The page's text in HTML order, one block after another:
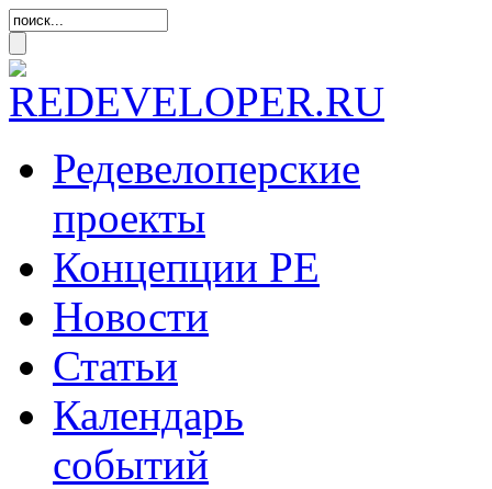
Редевелоперские
проекты
Концепции РЕ
Новости
Статьи
Календарь
событий